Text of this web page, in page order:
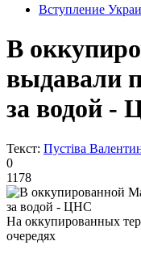
Вступление
В
выдавали
за водой -
Текст: Пустіва
0
1178
На оккупированных
очередях